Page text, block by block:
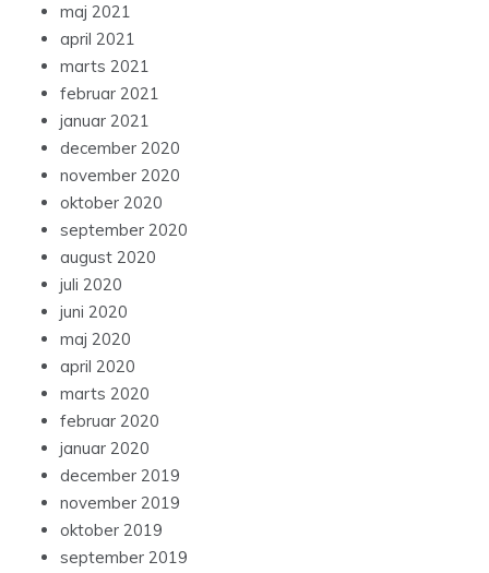
maj 2021
april 2021
marts 2021
februar 2021
januar 2021
december 2020
november 2020
oktober 2020
september 2020
august 2020
juli 2020
juni 2020
maj 2020
april 2020
marts 2020
februar 2020
januar 2020
december 2019
november 2019
oktober 2019
september 2019